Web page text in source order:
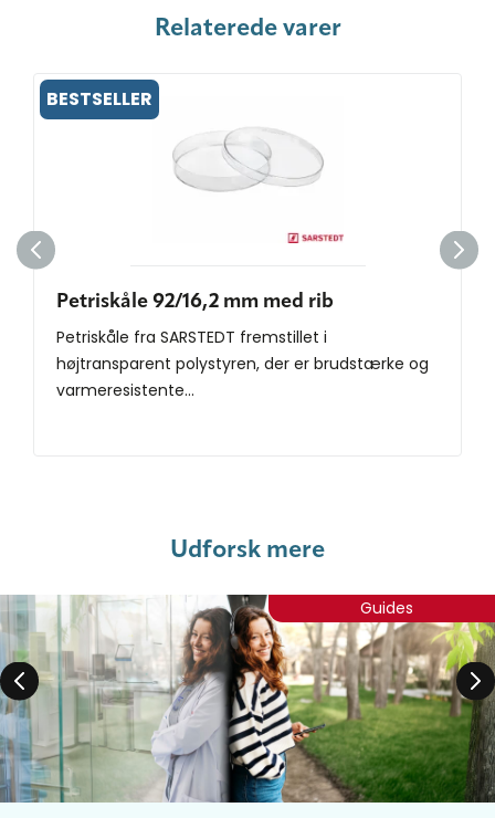
Relaterede varer
BESTSELLER
Petriskåle 92/16,2 mm med rib
Petriskåle fra SARSTEDT fremstillet i
højtransparent polystyren, der er brudstærke og
varmeresistente...
Udforsk mere
Guides